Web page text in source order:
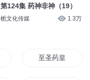
124集 药神非神（19）
文化传媒 1.3万
至圣药皇